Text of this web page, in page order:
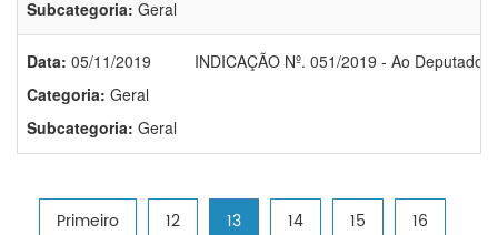
Subcategoria: Geral
Data: 05/11/2019
Categoria: Geral
Subcategoria: Geral
INDICAÇÃO Nº. 051/2019 - Ao Deputado
Primeiro 12 13 14 15 16